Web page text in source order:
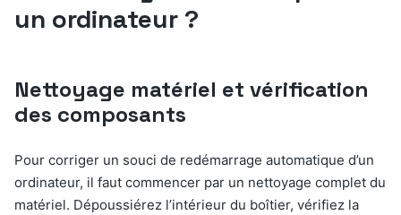
un ordinateur ?
Nettoyage matériel et vérification
des composants
Pour corriger un souci de redémarrage automatique d’un
ordinateur, il faut commencer par un nettoyage complet du
matériel. Dépoussiérez l’intérieur du boîtier, vérifiez la